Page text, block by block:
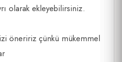
olarak ekleyebilirsiniz.
öneririz çünkü mükemmel